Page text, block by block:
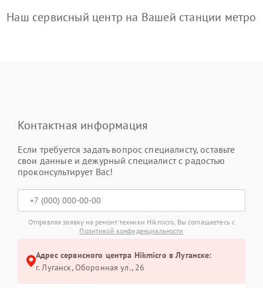
Наш сервисный центр на Вашей станции метро
Контактная информация
Если требуется задать вопрос специалисту, оставьте
свои данные и дежурный специалист с радостью
проконсультирует Вас!
Отправляя заявку на ремонт техники Hikmicro, Вы соглашаетесь с
Политикой конфиденциальности
Адрес сервисного центра Hikmicro в Луганске:
г. Луганск, Оборонная ул., 26